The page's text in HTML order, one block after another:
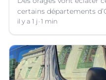
certains départements
il y a 1 j 1 min